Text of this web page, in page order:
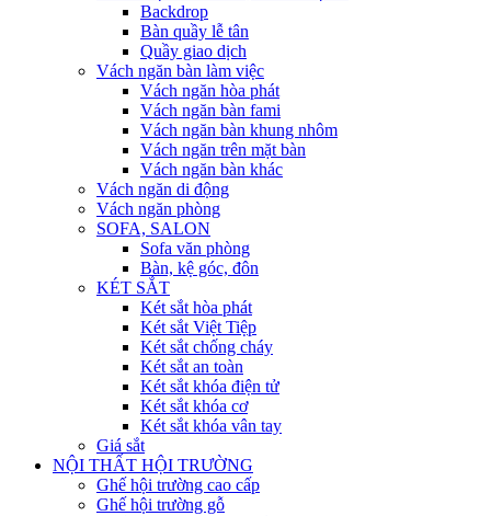
Backdrop
Bàn quầy lễ tân
Quầy giao dịch
Vách ngăn bàn làm việc
Vách ngăn hòa phát
Vách ngăn bàn fami
Vách ngăn bàn khung nhôm
Vách ngăn trên mặt bàn
Vách ngăn bàn khác
Vách ngăn di động
Vách ngăn phòng
SOFA, SALON
Sofa văn phòng
Bàn, kệ góc, đôn
KÉT SẮT
Két sắt hòa phát
Két sắt Việt Tiệp
Két sắt chống cháy
Két sắt an toàn
Két sắt khóa điện tử
Két sắt khóa cơ
Két sắt khóa vân tay
Giá sắt
NỘI THẤT HỘI TRƯỜNG
Ghế hội trường cao cấp
Ghế hội trường gỗ